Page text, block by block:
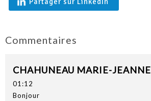
Commentaires
CHAHUNEAU MARIE-JEANNE
01:12
Bonjour